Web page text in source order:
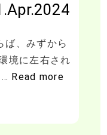
ば、みずから
境に左右され
Read more